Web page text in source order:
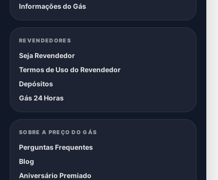
Informações do Gás
REVENDEDORES
Seja Revendedor
Termos de Uso do Revendedor
Depósitos
Gás 24 Horas
SOBRE A PREÇO DO GÁS
Perguntas Frequentes
Blog
Aniversário Premiado